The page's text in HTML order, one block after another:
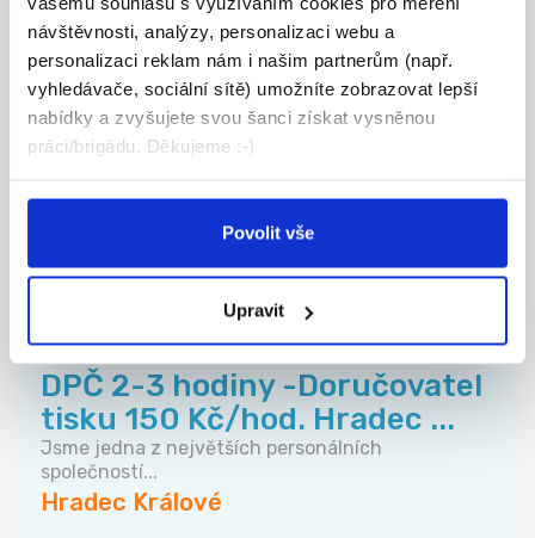
návštěvnosti, analýzy, personalizaci webu a
personalizaci reklam nám i našim partnerům (např.
vyhledávače, sociální sítě) umožníte zobrazovat lepší
nabídky a zvyšujete svou šanci získat vysněnou
práci/brigádu. Děkujeme :-)
Povolit vše
Upravit
KFC Hradec Králové Aupark
hledá nové posily na dlouho...
Pracovní odpovědnosti - Příprava našich
skvělých...
Hradec Králové
DPČ 2-3 hodiny -Doručovatel
tisku 150 Kč/hod. Hradec ...
Jsme jedna z největších personálních
společností...
Hradec Králové